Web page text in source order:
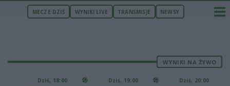
MECZE DZIŚ WYNIKI LIVE TRANSMISJE NEWSY
WYNIKI NA ŻYWO
Dziś, 18:00 Dziś, 19:00 Dziś, 20:00